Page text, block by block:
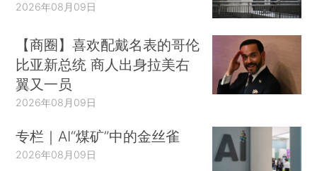
2026年08月09日
【商圈】喜欢配戴名表的哥伦
比亚新总统 商人出身拉美右
翼又一员
2026年08月09日
专栏｜AI“煤矿”中的金丝雀
2026年08月09日